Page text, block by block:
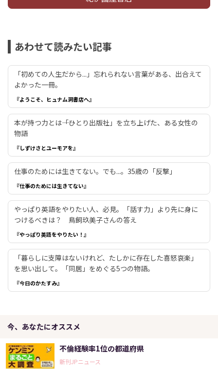
あわせて読みたい記事
「初めての人生だから...」忘れられない言葉がある、出合えて
よかった一冊。
『ようこそ、ヒュナム洞書店へ』
本が持つ力とは――「ひとり出版社」を立ち上げた、ある女性の
物語
『しずけさとユーモアを』
仕事のためには生きてない。でも...。35歳の「反撃」
『仕事のためには生きてない』
やっぱり英語をやりたい人、必見。「話す力」より先に身に
つけるべきは？ 鳥飼玖美子さんの答え
『やっぱり英語をやりたい！』
「暮らしに支障はないけれど、たしかに存在した喜怒哀楽」
を思い出して。「同居」をめぐる5つの物語。
『今日のかたすみ』
今、あなたにオススメ
不倫経験率1位の都道府県
新刊JPニュース